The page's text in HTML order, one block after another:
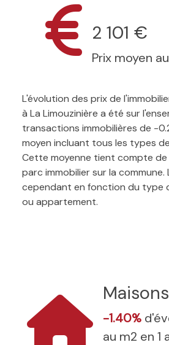
2 101 €
Prix moyen
L'évolution des prix de
à La Limouzinière a été sur
transactions immobilières de -
moyen incluant tous les types
Cette moyenne tient compte
parc immobilier sur la commune.
cependant en fonction du type
ou appartement.
Maisons
-1.40%
au m2 en 1